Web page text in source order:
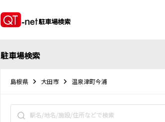
駐車場検索
駐車場検索
島根県 大田市 温泉津町今浦